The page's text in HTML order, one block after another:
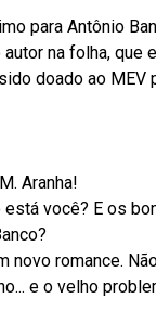
para Antônio
na folha, que
doado ao MEV
Aranha!
está você? E os
novo romance.
e o velho